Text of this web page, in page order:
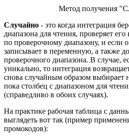
Метод получения
Случайно - это когда интеграция
диапазона для чтения, проверяет
по проверочному диапазону, и если
записывает в переменную, а также
проверочного диапазона. В случае,
уникально, то интеграция
снова случайным образом выбирает
пока столбец с диапазоном для
(справедливо в обоих случаях).
На практике рабочая таблица с
выглядеть вот так (пример
промокодов):